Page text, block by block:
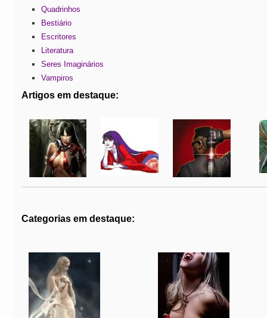
Quadrinhos
Bestiário
Escritores
Literatura
Seres Imaginários
Vampiros
Artigos em destaque:
Categorias em destaque: